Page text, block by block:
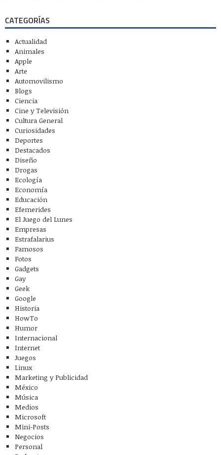
CATEGORÍAS
Actualidad
Animales
Apple
Arte
Automovilismo
Blogs
Ciencia
Cine y Televisión
Cultura General
Curiosidades
Deportes
Destacados
Diseño
Drogas
Ecología
Economía
Educación
Efemerides
El Juego del Lunes
Empresas
Estrafalarius
Famosos
Fotos
Gadgets
Gay
Geek
Google
Historia
HowTo
Humor
Internacional
Internet
Juegos
Linux
Marketing y Publicidad
México
Música
Medios
Microsoft
Mini-Posts
Negocios
Personal